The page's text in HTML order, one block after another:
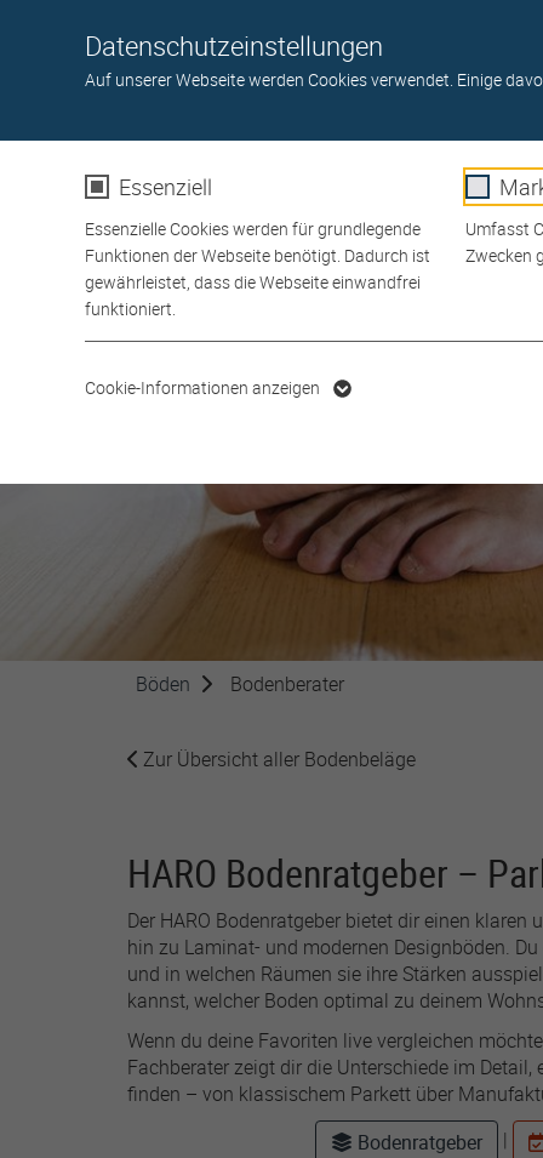
Datenschutzeinstellungen
Auf unserer Webseite werden Cookies verwendet. Einige
Essenziell
Essenzielle Cookies werden für grundlegende
Funktionen der Webseite benötigt. Dadurch ist
gewährleistet, dass die Webseite einwandfrei
funktioniert.
Dieses Cookie wird verwendet,
um Ihre Cookie-Einstellungen
für diese Website zu speichern.
SgCookieOptin.lastPreferences
Laufzeit 1 Jahr
anderem eine zufällig
generierte ID, für die
historische Speicherung Ihrer
vorgenommen Einstellungen,
falls der Webseiten-Betreiber
dies eingestellt hat.
Umfasst
Zwecken
Laufzeit
Zweck
Cookie-Informationen anzeigen
BÖDEN
TÜREN GARTEN WAND- U. DECKE
Böden Bodenberater
Zur Übersicht aller Bodenbeläge
HARO Bodenratgeber –
Der HARO Bodenratgeber bietet dir einen
hin zu Laminat- und modernen Designböden.
und in welchen Räumen sie ihre Stärken
kannst, welcher Boden optimal zu deinem
Wenn du deine Favoriten live vergleichen
Fachberater zeigt dir die Unterschiede im
finden – von klassischem Parkett über
Bodenratgeber
|